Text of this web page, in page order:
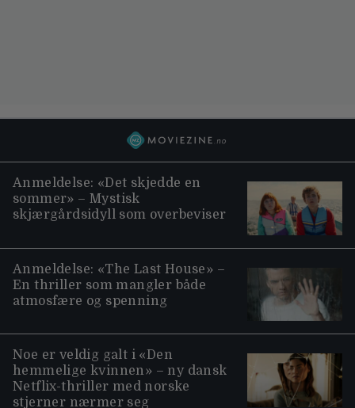
Anmeldelse: «Det skjedde en
sommer» – Mystisk
skjærgårdsidyll som overbeviser
Anmeldelse: «The Last House» –
En thriller som mangler både
atmosfære og spenning
Noe er veldig galt i «Den
hemmelige kvinnen» – ny dansk
Netflix-thriller med norske
stjerner nærmer seg